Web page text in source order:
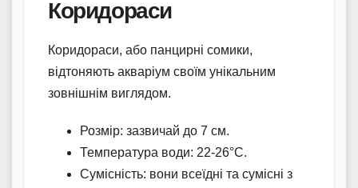
Коридораси
Коридораси, або панцирні сомики,
відтоняють акваріум своїм унікальним
зовнішнім виглядом.
Розмір: зазвичай до 7 см.
Температура води: 22-26°C.
Сумісність: вони всеїдні та сумісні з